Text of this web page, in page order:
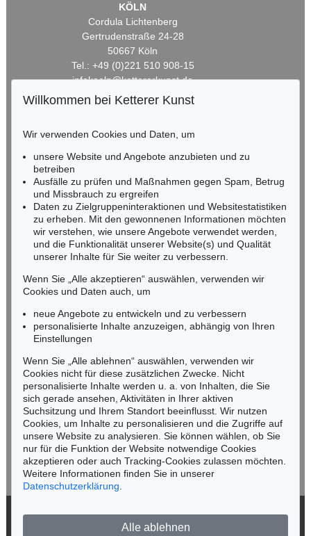
KÖLN
Cordula Lichtenberg
Gertrudenstraße 24-28
50667 Köln
Tel.: +49 (0)221 510 908-15
infokoeln@kettererkunst.de
HESSEN
Miriam Heß
Tel.: +49 (0)62 21 58 80-038
Fax: +49 (0)62 21 58 80-595
infoheidelberg@kettererkunst.de
NORDDEUTSCHLAND
Nico Kassel, M.A.
Mobil: +49 (0)171 8618661
n.kassel@kettererkunst.de
Keine Auktion mehr verpassen!
Wir informieren Sie rechtzeitig.
Jetzt zum Newsletter anmelden >
Willkommen bei Ketterer Kunst
Wir verwenden Cookies und Daten, um
unsere Website und Angebote anzubieten und zu
betreiben
Ausfälle zu prüfen und Maßnahmen gegen Spam, Betrug
und Missbrauch zu ergreifen
Daten zu Zielgruppeninteraktionen und Websitestatistiken
zu erheben. Mit den gewonnenen Informationen möchten
wir verstehen, wie unsere Angebote verwendet werden,
und die Funktionalität unserer Website(s) und Qualität
unserer Inhalte für Sie weiter zu verbessern.
Wenn Sie „Alle akzeptieren“ auswählen, verwenden wir
Cookies und Daten auch, um
neue Angebote zu entwickeln und zu verbessern
personalisierte Inhalte anzuzeigen, abhängig von Ihren
Einstellungen
Wenn Sie „Alle ablehnen“ auswählen, verwenden wir
Cookies nicht für diese zusätzlichen Zwecke. Nicht
personalisierte Inhalte werden u. a. von Inhalten, die Sie
sich gerade ansehen, Aktivitäten in Ihrer aktiven
Suchsitzung und Ihrem Standort beeinflusst. Wir nutzen
Cookies, um Inhalte zu personalisieren und die Zugriffe auf
unsere Website zu analysieren. Sie können wählen, ob Sie
nur für die Funktion der Website notwendige Cookies
akzeptieren oder auch Tracking-Cookies zulassen möchten.
Weitere Informationen finden Sie in unserer
Datenschutzerklärung
Alle ablehnen